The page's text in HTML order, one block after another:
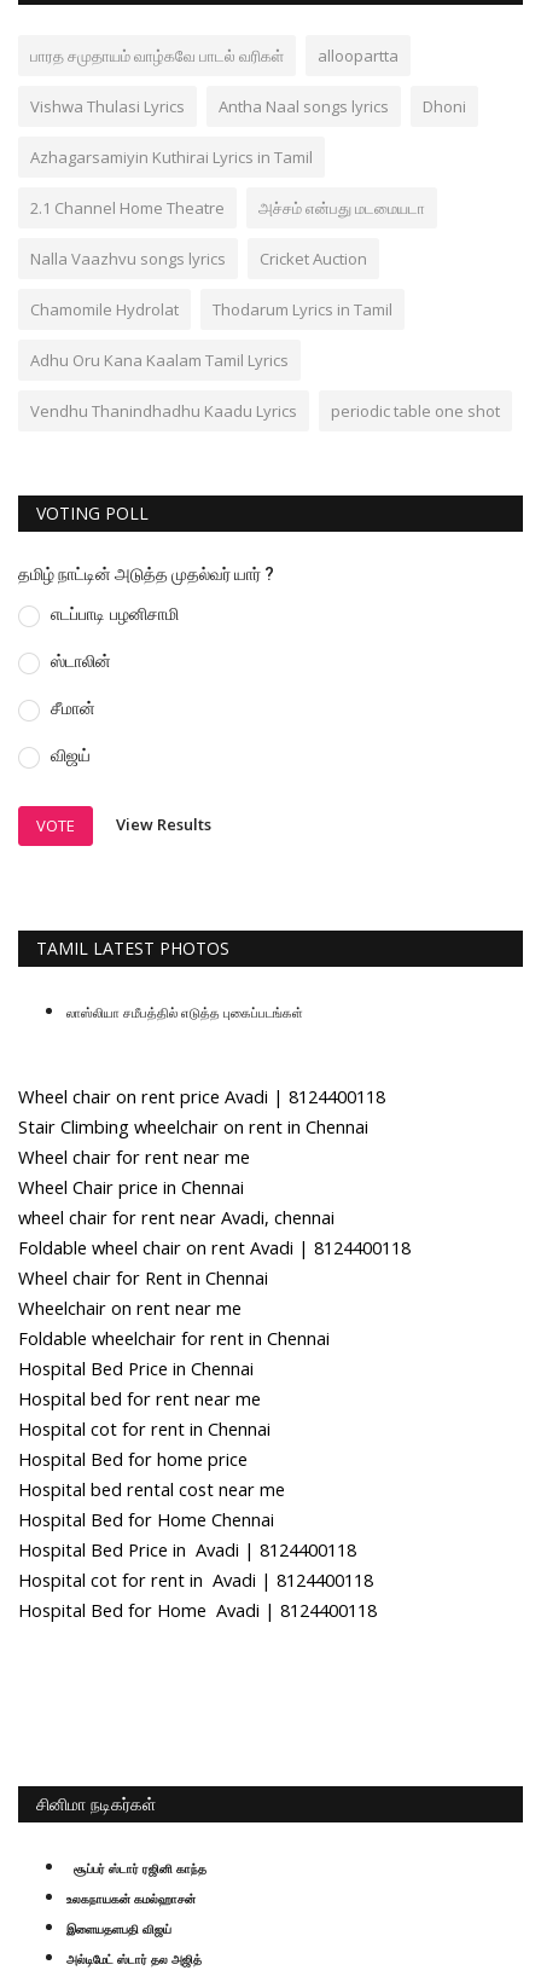
பாரத சமுதாயம் வாழ்கவே பாடல் வரிகள் alloopartta
Vishwa Thulasi Lyrics Antha Naal songs lyrics Dhoni
Azhagarsamiyin Kuthirai Lyrics in Tamil
2.1 Channel Home Theatre அச்சம் என்பது மடமையடா
Nalla Vaazhvu songs lyrics Cricket Auction
Chamomile Hydrolat Thodarum Lyrics in Tamil
Adhu Oru Kana Kaalam Tamil Lyrics
Vendhu Thanindhadhu Kaadu Lyrics periodic table one shot
VOTING POLL
தமிழ் நாட்டின் அடுத்த முதல்வர் யார் ?
எடப்பாடி பழனிசாமி
ஸ்டாலின்
சீமான்
விஜய்
VOTE View Results
TAMIL LATEST PHOTOS
லாஸ்லியா சமீபத்தில் எடுத்த புகைப்படங்கள்
Wheel chair on rent price Avadi | 8124400118
Stair Climbing wheelchair on rent in Chennai
Wheel chair for rent near me
Wheel Chair price in Chennai
wheel chair for rent near Avadi, chennai
Foldable wheel chair on rent Avadi | 8124400118
Wheel chair for Rent in Chennai
Wheelchair on rent near me
Foldable wheelchair for rent in Chennai
Hospital Bed Price in Chennai
Hospital bed for rent near me
Hospital cot for rent in Chennai
Hospital Bed for home price
Hospital bed rental cost near me
Hospital Bed for Home Chennai
Hospital Bed Price in Avadi | 8124400118
Hospital cot for rent in Avadi | 8124400118
Hospital Bed for Home Avadi | 8124400118
சினிமா நடிகர்கள்
சூப்பர் ஸ்டார் ரஜினி காந்த
உலகநாயகன் கமல்ஹாசன்
இளையதளபதி விஜய்
அல்டிமேட் ஸ்டார் தல அஜித்